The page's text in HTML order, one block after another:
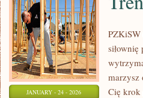
JANUARY - 24 - 2026
PZKiSW
marzysz
Cię krok